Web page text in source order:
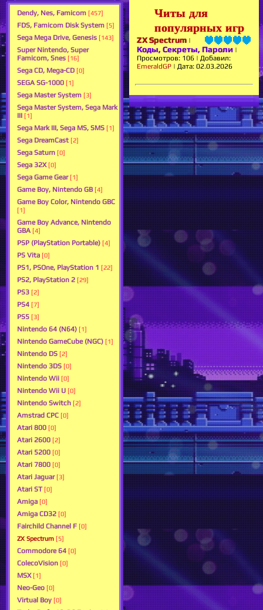
Dendy, Nes, Famicom [457]
FDS, Famicom Disk System [5]
Sega Mega Drive, Genesis [143]
Super Nintendo, Super
Famicom, Snes [16]
Sega CD, Mega-CD [0]
SEGA SG-1000 [1]
Sega Master System [3]
Sega Master System, Sega Mark
III [1]
Sega Mark III, Sega MS, SMS [1]
Sega DreamCast [2]
Sega Saturn [0]
Sega 32X [0]
Sega Game Gear [1]
Game Boy, Nintendo GB [4]
Game Boy Color, Nintendo GBC
[1]
Game Boy Advance, Nintendo
GBA [4]
PSP (PlayStation Portable) [4]
PS Vita [0]
PS1, PSOne, PlayStation 1 [22]
PS2, PlayStation 2 [29]
PS3 [2]
PS4 [7]
PS5 [3]
Nintendo 64 (N64) [1]
Nintendo GameCube (NGC) [1]
Nintendo DS [2]
Nintendo 3DS [0]
Nintendo Wii [0]
Nintendo Wii U [0]
Nintendo Switch [2]
Amstrad CPC [0]
Atari 800 [0]
Atari 2600 [2]
Atari 5200 [0]
Atari 7800 [0]
Atari Jaguar [3]
Atari ST [0]
Amiga [0]
Amiga CD32 [0]
Fairchild Channel F [0]
ZX Spectrum [5]
Commodore 64 [0]
ColecoVision [0]
MSX [1]
Neo-Geo [0]
Virtual Boy [0]
Читы для
популярных игр
ZX Spectrum |
Коды, Секреты, Пароли |
Просмотров: 106 | Добавил:
EmeraldGP | Дата: 02.03.2026